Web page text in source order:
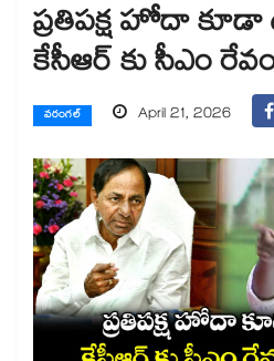
ప్రతిపక్ష హోదా కూడా
కేసీఆర్ కు సీఎం
వరంగల్ April 21, 2026